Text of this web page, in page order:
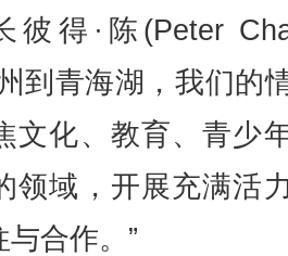
彼得·陈(Peter
到青海湖，我们的
文化、教育、青少
领域，开展充满活
合作。”